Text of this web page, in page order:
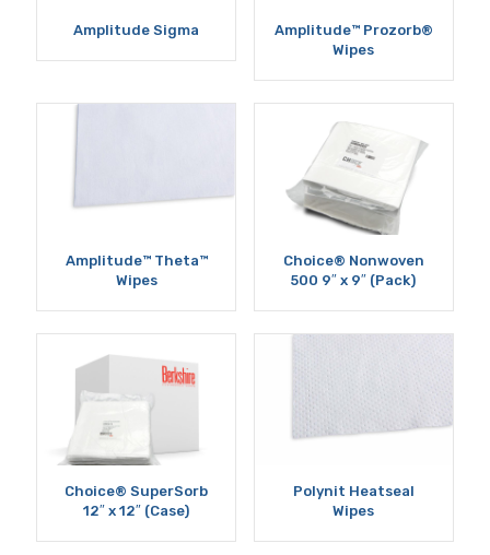
Amplitude Sigma
Amplitude™ Prozorb®
Wipes
Amplitude™ Theta™
Wipes
Choice® Nonwoven
500 9″ x 9″ (Pack)
Choice® SuperSorb
12″ x 12″ (Case)
Polynit Heatseal
Wipes